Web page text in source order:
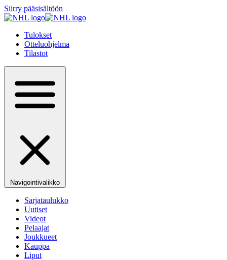
Siirry pääsisältöön
Tulokset
Otteluohjelma
Tilastot
Navigointivalikko
Sarjataulukko
Uutiset
Videot
Pelaajat
Joukkueet
Kauppa
Liput